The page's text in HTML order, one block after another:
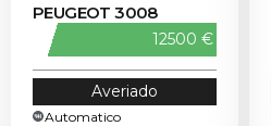
PEUGEOT 3008
12500 €
Averiado
Automatico